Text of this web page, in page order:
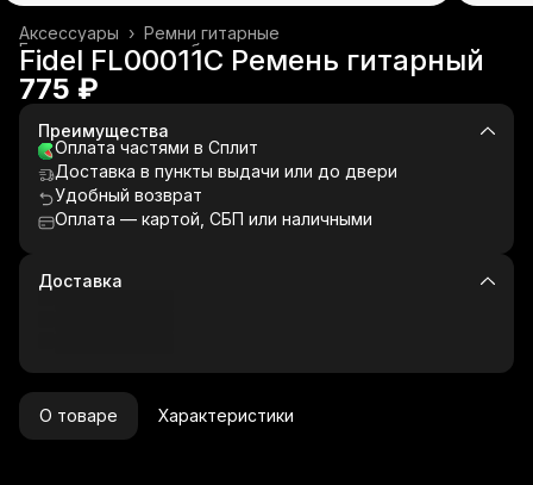
Ремни гитарные
Аксессуары ›
Гитары и гитарное оборудование
Музыкальные инструменты ›
Главная ›
Fidel FL00011C Ремень гитарный
775 ₽
Преимущества
Оплата частями в Сплит
Доставка в пункты выдачи или до двери
Удобный возврат
Оплата — картой, СБП или наличными
Доставка
О товаре Характеристики